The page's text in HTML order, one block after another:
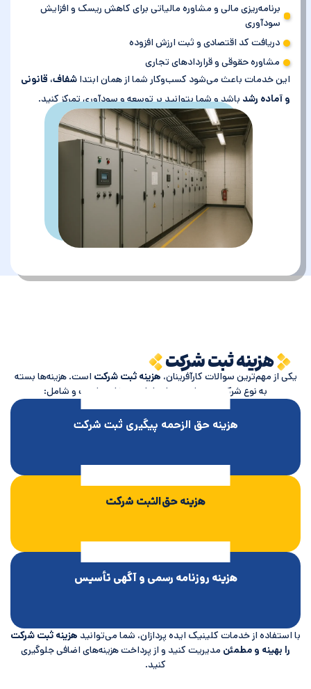
برنامه‌ریزی مالی و مشاوره مالیاتی برای کاهش ریسک و افزایش
سودآوری
دریافت کد اقتصادی و ثبت ارزش افزوده
مشاوره حقوقی و قراردادهای تجاری
این خدمات باعث می‌شود کسب‌وکار شما از همان ابتداشفاف، قانونی
و آماده رشدباشد و شما بتوانید بر توسعه و سودآوری تمرکز کنید.
هزینه ثبت شرکت
یکی از مهم‌ترین سوالات کارآفرینان،هزینه ثبت شرکتاست. هزینه‌ها بسته
به نوع شرکت و میزان سرمایه اولیه متفاوت است و شامل:
هزینه حق الزحمه پیگیری ثبت شرکت
هزینه حق‌الثبت شرکت
هزینه روزنامه رسمی و آگهی تأسیس
استفاده از خدمات کلینیک ایده پردازان، شما می‌توانیدهزینه ثبت شرکت
را بهینه و مطمئنمدیریت کنید و از پرداخت هزینه‌های اضافی جلوگیری
کنید.